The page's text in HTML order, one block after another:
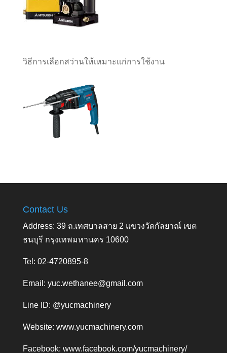
วิธีการเลือกสว่านให้เหมาะแก่การใช้งาน
Contact Us
Address: 39 ถ.เทศบาลสาย 2 แขวงวัดกัลยาณ์ เขต
ธนบุรี กรุงเทพมหานคร 10600
Tel: 02-4720895-8
Email: yuc.wethanee@gmail.com
Line ID: @yucmachinery
Website: www.yucmachinery.com
Facebook: www.facebook.com/yucmachinery/